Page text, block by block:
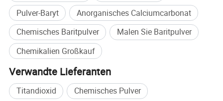
Pulver-Baryt
Anorganisches Calciumcarbonat
Chemisches Baritpulver
Malen Sie Baritpulver
Chemikalien Großkauf
Verwandte Lieferanten
Titandioxid
Chemisches Pulver